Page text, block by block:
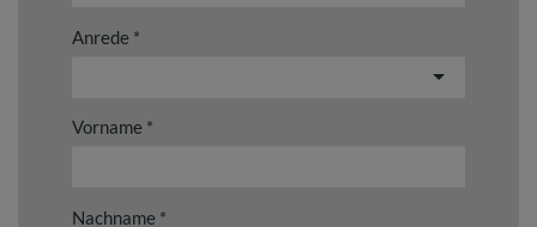
Anrede
Vorname
Nachname